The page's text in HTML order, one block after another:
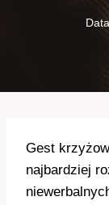
Gest
najbardziej